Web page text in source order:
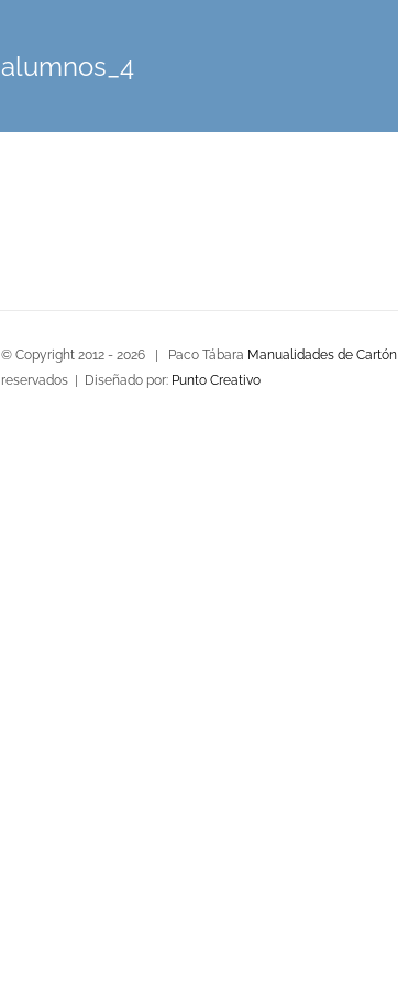
alumnos_4
© Copyright 2012 - 2026 | Paco Tábara Manualidades de Cartón
reservados | Diseñado por: Punto Creativo